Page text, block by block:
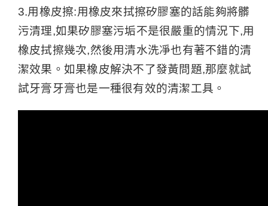
3.用橡皮擦:用橡皮來拭擦矽膠塞的話能夠將髒
污清理,如果矽膠塞污垢不是很嚴重的情況下,用
橡皮拭擦幾次,然後用清水洗凈也有著不錯的清
潔效果。如果橡皮解決不了發黃問題,那麼就試
試牙膏牙膏也是一種很有效的清潔工具。